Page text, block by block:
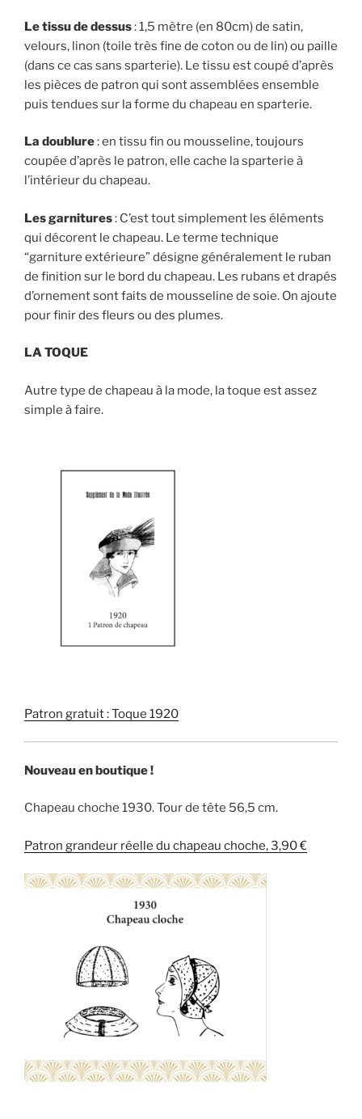
Le tissu de dessus: 1,5 mètre (en 80cm) de satin,
velours, linon (toile très fine de coton ou de lin) ou paille
(dans ce cas sans sparterie). Le tissu est coupé d’après
les pièces de patron qui sont assemblées ensemble
puis tendues sur la forme du chapeau en sparterie.
La doublure: en tissu fin ou mousseline, toujours
coupée d’après le patron, elle cache la sparterie à
l’intérieur du chapeau.
Les garnitures: C’est tout simplement les éléments
qui décorent le chapeau. Le terme technique
“garniture extérieure” désigne généralement le ruban
de finition sur le bord du chapeau. Les rubans et drapés
d’ornement sont faits de mousseline de soie. On ajoute
pour finir des fleurs ou des plumes.
LA TOQUE
Autre type de chapeau à la mode, la toque est assez
simple à faire.
Patron gratuit : Toque 1920
Nouveau en boutique !
Chapeau choche 1930. Tour de tête 56,5 cm.
Patron grandeur réelle du chapeau choche, 3,90 €